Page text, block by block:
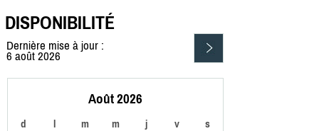
DISPONIBILITÉ
Dernière mise à jour :
6 août 2026
Août 2026
d l m m j v s